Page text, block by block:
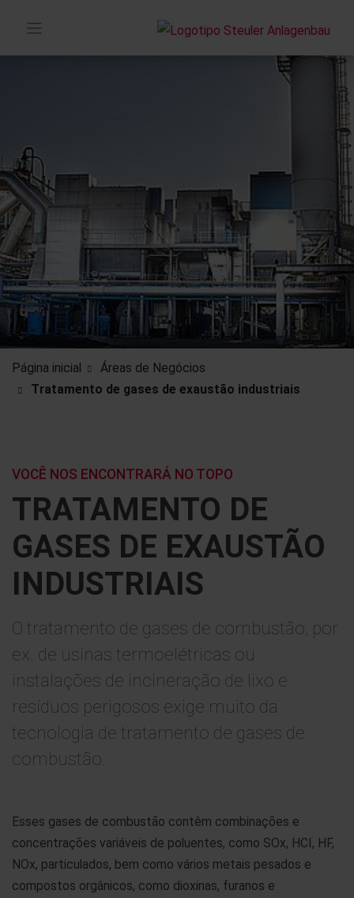
Página inicial
Áreas de Negócios
Tratamento de gases de exaustão industriais
TRATAMENTO DE
GASES DE EXAUSTÃO
INDUSTRIAIS
VOCÊ NOS ENCONTRARÁ NO TOPO
O tratamento de gases de combustão, por
ex. de usinas termoelétricas ou
instalações de incineração de lixo e
resíduos perigosos exige muito da
tecnologia de tratamento de gases de
combustão.
Esses gases de combustão contêm combinações e
concentrações variáveis de poluentes, como SOx, HCI, HF,
NOx, particulados, bem como vários metais pesados e
compostos orgânicos, como dioxinas, furanos e